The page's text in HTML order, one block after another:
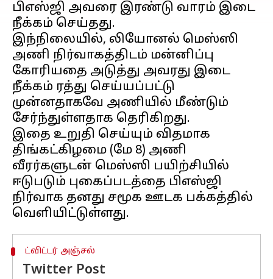
பிஎஸ்ஜி அவரை இரண்டு வாரம் இடை
நீக்கம் செய்தது.
இந்நிலையில், லியோனல் மெஸ்ஸி
அணி நிர்வாகத்திடம் மன்னிப்பு
கோரியதை அடுத்து அவரது இடை
நீக்கம் ரத்து செய்யப்பட்டு
முன்னதாகவே அணியில் மீண்டும்
சேர்ந்துள்ளதாக தெரிகிறது.
இதை உறுதி செய்யும் விதமாக
திங்கட்கிழமை (மே 8) அணி
வீரர்களுடன் மெஸ்ஸி பயிற்சியில்
ஈடுபடும் புகைப்படத்தை பிஎஸ்ஜி
நிர்வாக தனது சமூக ஊடக பக்கத்தில்
ட்விட்டர் அஞ்சல்
Twitter Post